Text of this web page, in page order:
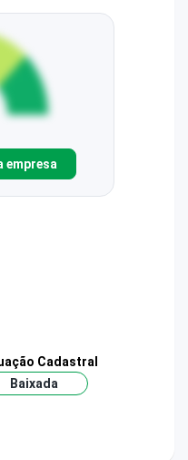
empresa
Cadastral
Baixada